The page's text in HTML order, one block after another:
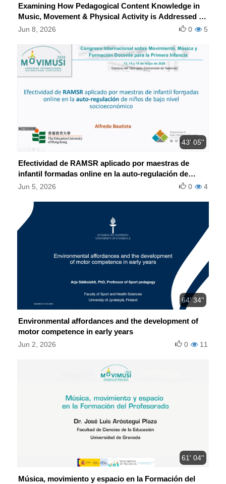
Examining How Pedagogical Content Knowledge in
Music, Movement & Physical Activity is Addressed in
Early Childhood Teacher Preparation in the United
Jun 8, 2026 5
0
43' 05''
Efectividad de RAMSR aplicado por maestras de
infantil formadas online en la auto-regulación de
niños de bajo nivel socioeconómico
Jun 5, 2026 4
0
64' 34''
Environmental affordances and the development of
motor competence in early years
Jun 2, 2026 11
0
61' 04''
Música, movimiento y espacio en la Formación del